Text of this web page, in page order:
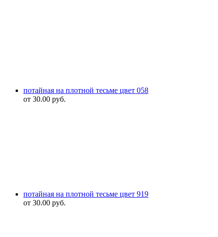
потайная на плотной тесьме цвет 058
от 30.00 руб.
потайная на плотной тесьме цвет 919
от 30.00 руб.